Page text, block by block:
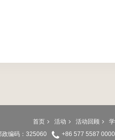
首页 活动 活动回顾
政编码：325060
+86 577 5587 0000